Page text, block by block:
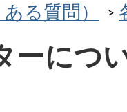
る質問）
ーにつ